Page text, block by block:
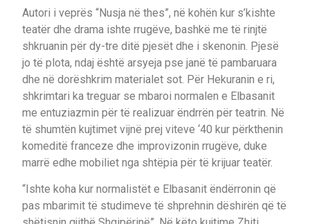
Autori i veprës “Nusja në thes”, në kohën kur s’kishte
teatër dhe drama ishte rrugëve, bashkë me të rinjtë
shkruanin për dy-tre ditë pjesët dhe i skenonin. Pjesë
jo të plota, ndaj është arsyeja pse janë të pambaruara
dhe në dorëshkrim materialet sot. Për Hekuranin e ri,
shkrimtari ka treguar se mbaroi normalen e Elbasanit
me entuziazmin për të realizuar ëndrrën për teatrin. Në
të shumtën kujtimet vijnë prej viteve ‘40 kur përkthenin
komeditë franceze dhe improvizonin rrugëve, duke
marrë edhe mobiliet nga shtëpia për të krijuar teatër.
“Ishte koha kur normalistët e Elbasanit ëndërronin që
pas mbarimit të studimeve të shprehnin dëshirën që të